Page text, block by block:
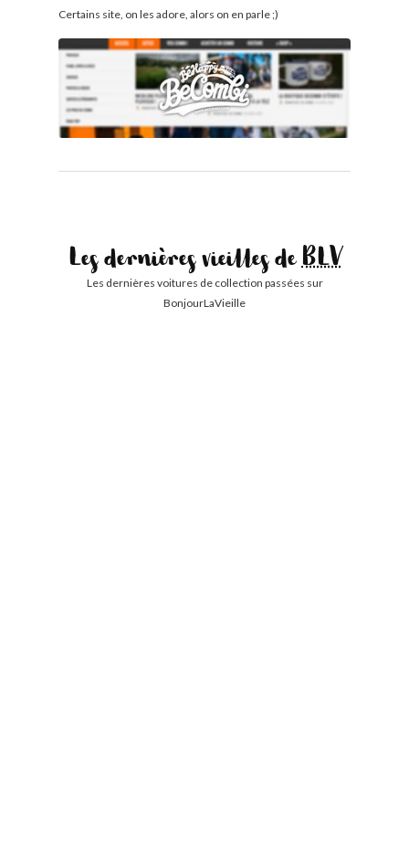
Certains site, on les adore, alors on en parle ;)
Les dernières vieilles deBLV
Les dernières voitures de collection passées sur
BonjourLaVieille